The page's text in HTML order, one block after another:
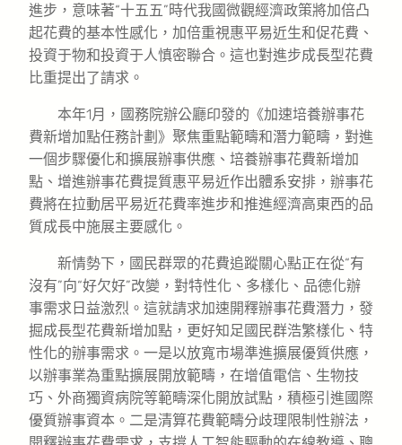
進步，意味著“十五五”時代我國微觀經濟政策將加倍凸
起花費的基本性感化，加倍重視惠平易近生和促花費、
投資于物和投資于人慎密聯合。這也對進步成長型花費
比重提出了請求。
本年1月，國務院辦公廳印發的《加速培養辦事花
費新增加點任務計劃》聚焦重點範疇和潛力範疇，對進
一個步驟優化和擴展辦事供應、培養辦事花費新增加
點、增進辦事花費提質惠平易近作出體系安排，辦事花
費將在拉動居平易近花費率進步和推進經濟高東西的品
質成長中施展主要感化。
新情勢下，國民群眾的花費追蹤關心點正在從“有
沒有”向“好欠好”改變，對特性化、多樣化、品德化辦
事需求日益激烈。這就請求加速開釋辦事花費潛力，發
掘成長型花費新增加點，更好知足國民群浩繁樣化、特
性化的辦事需求。一是以放寬市場準進擴展優質供應，
以辦事業為重點擴展開放範疇，在增值電信、生物技
巧、外商獨資病院等範疇深化開放試點，積極引進國際
優質辦事資本。二是清算花費範疇分歧理限制性辦法，